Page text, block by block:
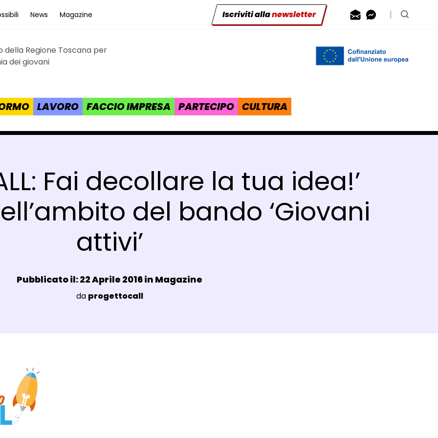
News Magazine Iscriviti allanewsletter Contattaci via
Contattaci
Cerca
della Regione Toscana per
dei giovani
LAVORO FACCIO IMPRESA PARTECIPO CULTURA
Fai decollare la tua idea!’
del bando ‘Giovani
attivi’
Data e ora:
Pubblicato il: 22 Aprile 2016 in Magazine
Luogo:
da progettocall
Post Magazine